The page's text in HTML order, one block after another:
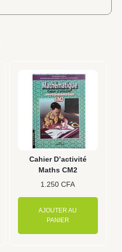
Cahier D’activité
Maths CM2
1.250CFA
AJOUTER AU
PANIER